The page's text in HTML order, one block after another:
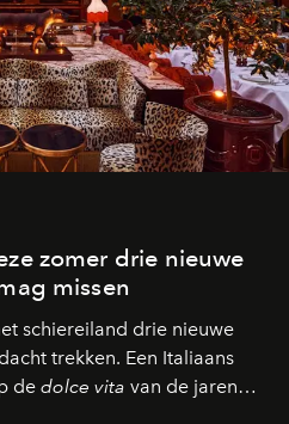
zomer drie nieuwe
missen
schiereiland drie nieuwe
trekken. Een Italiaans
de dolce vita van de jaren